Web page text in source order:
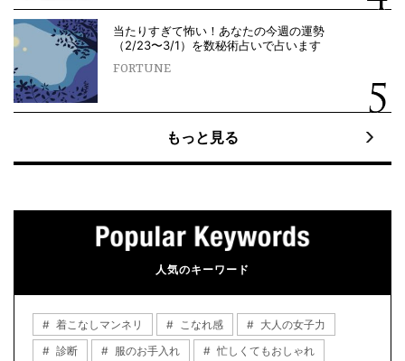
当たりすぎて怖い！あなたの今週の運勢
（2/23〜3/1）を数秘術占いで占います
FORTUNE
もっと見る
人気のキーワード
着こなしマンネリ こなれ感
大人の女子力
診断
服のお手入れ
忙しくてもおしゃれ